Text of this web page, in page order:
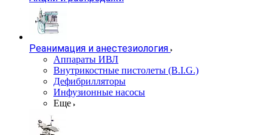
Реанимация и анестезиология
Аппараты ИВЛ
Внутрикостные пистолеты (B.I.G.)
Дефибрилляторы
Инфузионные насосы
Еще